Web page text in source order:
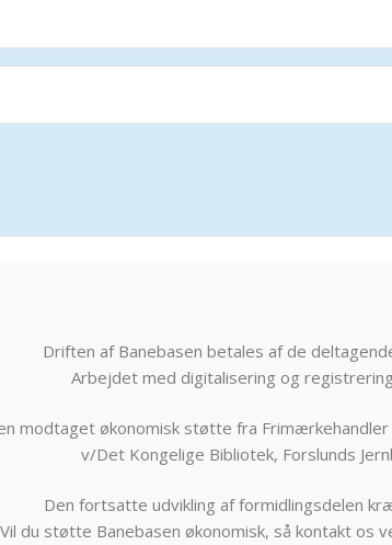
Driften af Banebasen betales af de
Arbejdet med digitalisering og
modtaget økonomisk støtte fra
v/Det Kongelige Bibliotek, Forslunds
Den fortsatte udvikling af formidlingsdelen
Vil du støtte Banebasen økonomisk, så kontakt os